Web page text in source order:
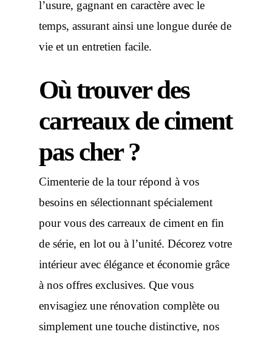
l’usure, gagnant en caractère avec le
temps, assurant ainsi une longue durée de
vie et un entretien facile.
Où trouver des
carreaux de ciment
pas cher ?
Cimenterie de la tour répond à vos
besoins en sélectionnant spécialement
pour vous des carreaux de ciment en fin
de série, en lot ou à l’unité. Décorez votre
intérieur avec élégance et économie grâce
à nos offres exclusives. Que vous
envisagiez une rénovation complète ou
simplement une touche distinctive, nos